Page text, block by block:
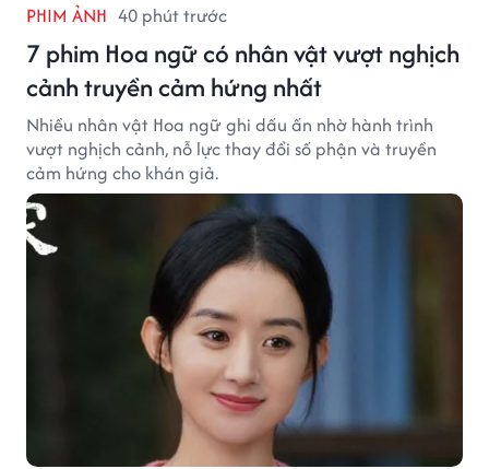
PHIM ẢNH 40 phút trước
7 phim Hoa ngữ có nhân vật vượt nghịch
cảnh truyền cảm hứng nhất
Nhiều nhân vật Hoa ngữ ghi dấu ấn nhờ hành trình
vượt nghịch cảnh, nỗ lực thay đổi số phận và truyền
cảm hứng cho khán giả.